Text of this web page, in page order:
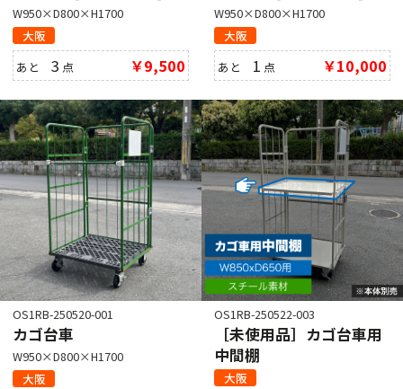
W950×D800×H1700
大阪
あと3 点 ￥9,500
W950×D800×H1700
大阪
あと 1 点 ￥10,000
OS1RB-250520-001
カゴ台車
W950×D800×H1700
大阪
OS1RB-250522-003
［未使用品］カゴ台車用
中間棚
大阪